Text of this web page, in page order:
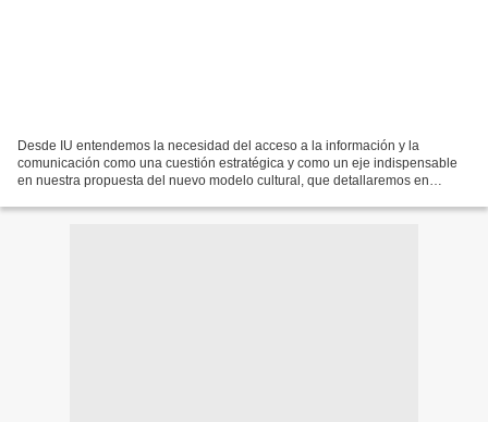
Desde IU entendemos la necesidad del acceso a la información y la
comunicación como una cuestión estratégica y como un eje indispensable
en nuestra propuesta del nuevo modelo cultural, que detallaremos en